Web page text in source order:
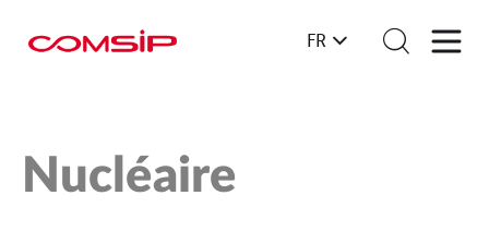
FR
Nucléaire